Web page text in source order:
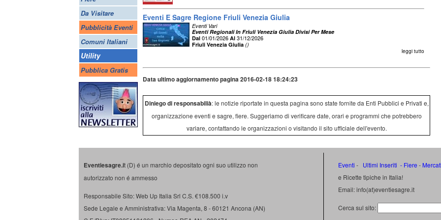
Da Visitare
Pubblicità Eventi
Comuni Italiani
Utility
Pubblica Gratis
Eventi E Sagre Regione Friuli Venezia Giulia
Eventi Vari
Eventi Regionali In Friuli Venezia Giulia Divisi Per Mese
Dal 01/01/2026 Al 31/12/2026
Friuli Venezia Giulia ()
leggi tutto
Data ultimo aggiornamento pagina 2016-02-18 18:24:23
Diniego di responsabilià: le notizie riportate in questa pagina sono state fornite da Enti Pubblici e Privati e,
organizzazione eventi e sagre, fiere. Suggeriamo di verificare date, orari e programmi che potrebbero
variare, contattando le organizzazioni o visitando il sito ufficiale dell'evento.
Eventiesagre.it (D) é un marchio depositato ogni suo utilizzo non
autorizzato non é ammesso
Responsabile Sito: Web Up Italia Srl C.S. €108.500 i.v
Sede Legale e Amministrativa: Via Magenta, 8 - 60121 Ancona (AN)
Eventi - Ultimi Inseriti - Fiere -
e Ricette tipiche in Italia!
Email: info(at)eventiesagre.it
Cerca sul sito: